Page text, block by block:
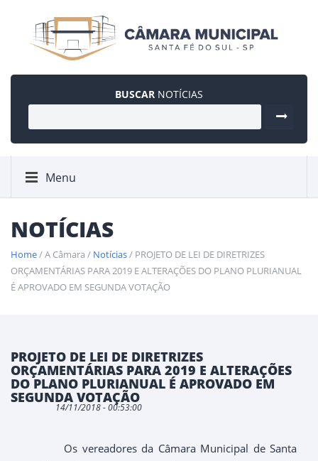
BUSCAR NOTÍCIAS
Menu
NOTÍCIAS
Home/ A Câmara / Notícias/ PROJETO DE LEI DE DIRETRIZES
ORÇAMENTÁRIAS PARA 2019 E ALTERAÇÕES DO PLANO PLURIANUAL
É APROVADO EM SEGUNDA VOTAÇÃO
PROJETO DE LEI DE DIRETRIZES
ORÇAMENTÁRIAS PARA 2019 E ALTERAÇÕES
DO PLANO PLURIANUAL É APROVADO EM
SEGUNDA VOTAÇÃO
14/11/2018 - 00:53:00
Os vereadores da Câmara Municipal de Santa